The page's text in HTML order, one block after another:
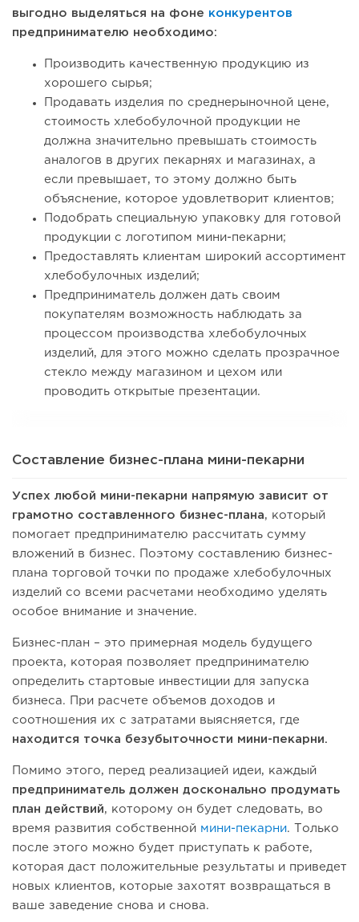
выгодно выделяться на фоне конкурентов
предпринимателю необходимо:
Производить качественную продукцию из
хорошего сырья;
Продавать изделия по среднерыночной цене,
стоимость хлебобулочной продукции не
должна значительно превышать стоимость
аналогов в других пекарнях и магазинах, а
если превышает, то этому должно быть
объяснение, которое удовлетворит клиентов;
Подобрать специальную упаковку для готовой
продукции с логотипом мини-пекарни;
Предоставлять клиентам широкий ассортимент
хлебобулочных изделий;
Предприниматель должен дать своим
покупателям возможность наблюдать за
процессом производства хлебобулочных
изделий, для этого можно сделать прозрачное
стекло между магазином и цехом или
проводить открытые презентации.
Составление бизнес-плана мини-пекарни
Успех любой мини-пекарни напрямую зависит от
грамотно составленного бизнес-плана, который
помогает предпринимателю рассчитать сумму
вложений в бизнес. Поэтому составлению бизнес-
плана торговой точки по продаже хлебобулочных
изделий со всеми расчетами необходимо уделять
особое внимание и значение.
Бизнес-план – это примерная модель будущего
проекта, которая позволяет предпринимателю
определить стартовые инвестиции для запуска
бизнеса. При расчете объемов доходов и
соотношения их с затратами выясняется, где
находится точка безубыточности мини-пекарни.
Помимо этого, перед реализацией идеи, каждый
предприниматель должен досконально продумать
план действий, которому он будет следовать, во
время развития собственной мини-пекарни. Только
после этого можно будет приступать к работе,
которая даст положительные результаты и приведет
новых клиентов, которые захотят возвращаться в
ваше заведение снова и снова.